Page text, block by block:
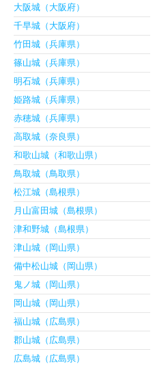
大阪城（大阪府）
千早城（大阪府）
竹田城（兵庫県）
篠山城（兵庫県）
明石城（兵庫県）
姫路城（兵庫県）
赤穂城（兵庫県）
高取城（奈良県）
和歌山城（和歌山県）
鳥取城（鳥取県）
松江城（島根県）
月山富田城（島根県）
津和野城（島根県）
津山城（岡山県）
備中松山城（岡山県）
鬼ノ城（岡山県）
岡山城（岡山県）
福山城（広島県）
郡山城（広島県）
広島城（広島県）